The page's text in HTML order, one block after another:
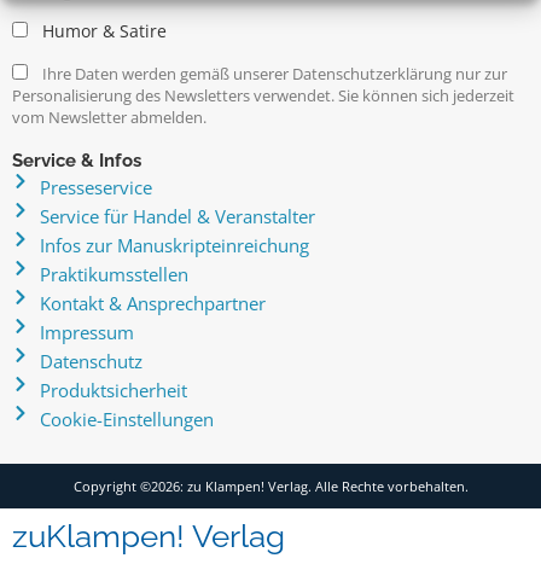
Humor & Satire
Ihre Daten werden gemäß unserer Datenschutzerklärung nur zur
Personalisierung des Newsletters verwendet. Sie können sich jederzeit
vom Newsletter abmelden.
Service & Infos
Presseservice
Service für Handel & Veranstalter
Infos zur Manuskripteinreichung
Praktikumsstellen
Kontakt & Ansprechpartner
Impressum
Datenschutz
Produktsicherheit
Cookie-Einstellungen
Copyright ©2026: zu Klampen! Verlag. Alle Rechte vorbehalten.
zuKlampen! Verlag